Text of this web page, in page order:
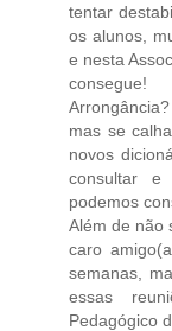
tentar
os alunos,
e nesta
consegue!
mas se
novos
consultar e
podemos
Além de não
caro
semanas,
essas
Pedagógico